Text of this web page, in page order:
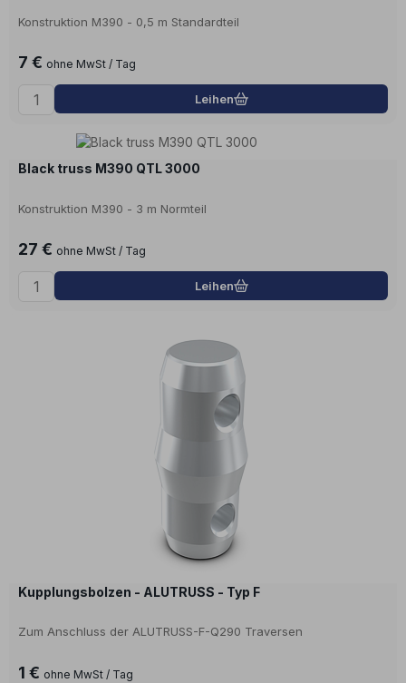
Konstruktion M390 - 0,5 m Standardteil
7 € ohne MwSt / Tag
Leihen
Black truss M390 QTL 3000
Konstruktion M390 - 3 m Normteil
27 € ohne MwSt / Tag
Leihen
Kupplungsbolzen - ALUTRUSS - Typ F
Zum Anschluss der ALUTRUSS-F-Q290 Traversen
1 € ohne MwSt / Tag